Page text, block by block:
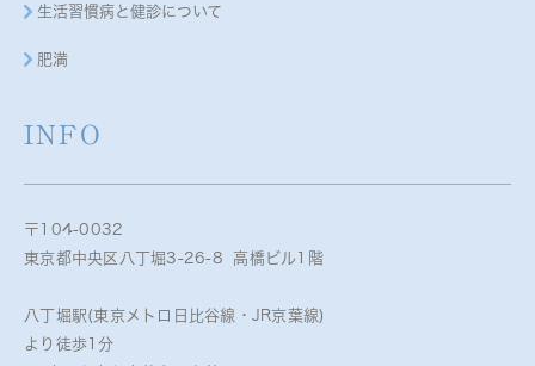
生活習慣病と健診について
肥満
INFO
〒104-0032
東京都中央区八丁堀3-26-8 高橋ビル1階
八丁堀駅(東京メトロ日比谷線・JR京葉線)
より徒歩1分